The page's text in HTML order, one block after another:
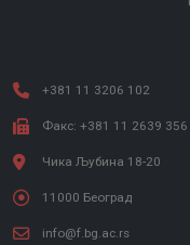
+381 11 3206 102
Факс: +381 11 2639 356
Чика Љубина 18-20
11000 Београд
info@f.bg.ac.rs